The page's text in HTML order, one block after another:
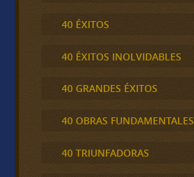
40 ÉXITOS
40 ÉXITOS INOLVIDABLES
40 GRANDES ÉXITOS
40 OBRAS FUNDAMENTALES
40 TRIUNFADORAS